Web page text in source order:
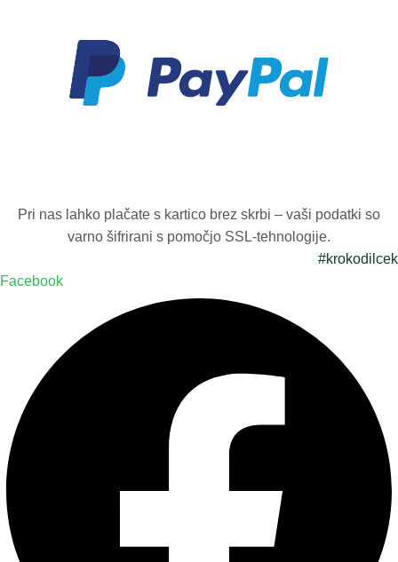
Pri nas lahko plačate s kartico brez skrbi – vaši podatki so
varno šifrirani s pomočjo SSL-tehnologije.
#krokodilcek
Facebook